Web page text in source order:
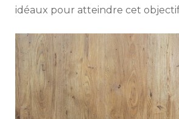
idéaux pour atteindre cet